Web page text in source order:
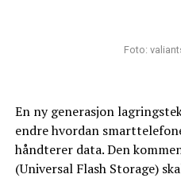
Foto:
En ny generasjon
endre hvordan
håndterer data. Den
(Universal Flash Storage)